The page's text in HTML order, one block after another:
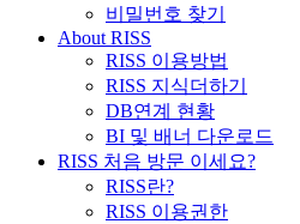
비밀번호 찾기
About RISS
RISS 이용방법
RISS 지식더하기
DB연계 현황
BI 및 배너 다운로드
RISS 처음 방문 이세요?
RISS란?
RISS 이용권한